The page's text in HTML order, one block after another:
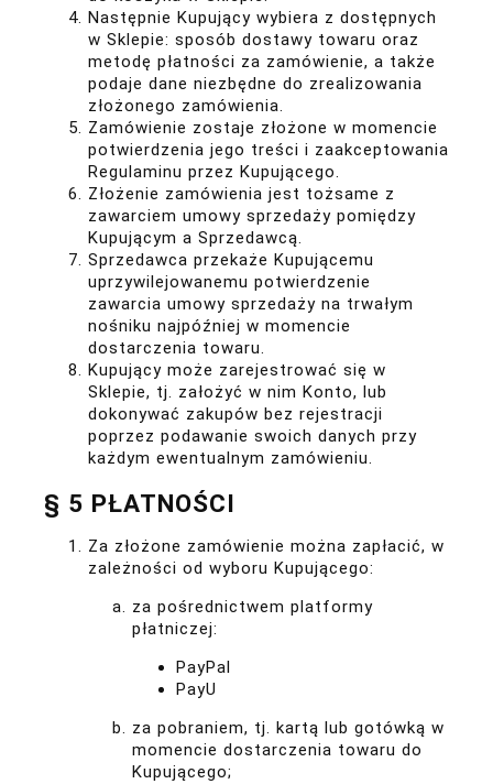
Następnie Kupujący wybiera z dostępnych
w Sklepie: sposób dostawy towaru oraz
metodę płatności za zamówienie, a także
podaje dane niezbędne do zrealizowania
złożonego zamówienia.
Zamówienie zostaje złożone w momencie
potwierdzenia jego treści i zaakceptowania
Regulaminu przez Kupującego.
Złożenie zamówienia jest tożsame z
zawarciem umowy sprzedaży pomiędzy
Kupującym a Sprzedawcą.
Sprzedawca przekaże Kupującemu
uprzywilejowanemu potwierdzenie
zawarcia umowy sprzedaży na trwałym
nośniku najpóźniej w momencie
dostarczenia towaru.
Kupujący może zarejestrować się w
Sklepie, tj. założyć w nim Konto, lub
dokonywać zakupów bez rejestracji
poprzez podawanie swoich danych przy
każdym ewentualnym zamówieniu.
§ 5 PŁATNOŚCI
Za złożone zamówienie można zapłacić, w
zależności od wyboru Kupującego:
za pośrednictwem platformy
płatniczej:
PayPal
PayU
za pobraniem, tj. kartą lub gotówką w
momencie dostarczenia towaru do
Kupującego;